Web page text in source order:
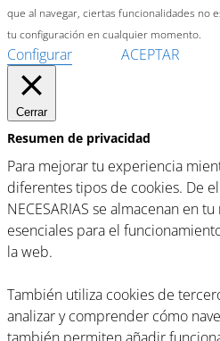
que al navegar, ciertas funcionalidades no
tu configuración en cualquier momento.
Configurar ACEPTAR
Cerrar
Resumen de privacidad
Para mejorar tu experiencia
diferentes tipos de cookies. De
NECESARIAS se almacenan en
esenciales para el
la web.
También utiliza cookies de
analizar y comprender cómo